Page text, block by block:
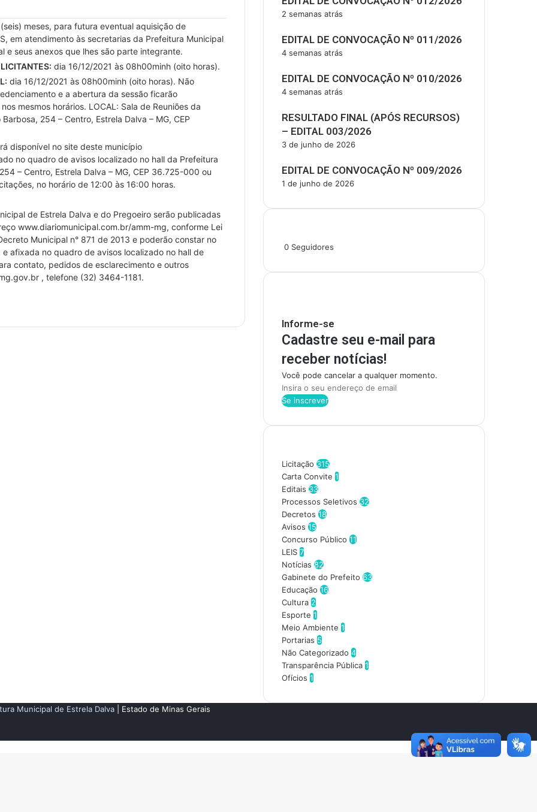
meses, para futura eventual aquisição de
em atendimento às secretarias da Prefeitura Municipal
e seus anexos que lhes são parte integrante.
dia 16/12/2021 às 08h00minh (oito horas).
dia 16/12/2021 às 08h00minh (oito horas). Não
e a abertura da sessão ficarão
mesmos horários. LOCAL: Sala de Reuniões da
254 – Centro, Estrela Dalva – MG, CEP
disponível no site deste município
no quadro de avisos localizado no hall da Prefeitura
– Centro, Estrela Dalva – MG, CEP 36.725-000 ou
no horário de 12:00 às 16:00 horas.
de Estrela Dalva e do Pregoeiro serão publicadas
www.diariomunicipal.com.br/amm-mg, conforme Lei
Municipal n° 871 de 2013 e poderão constar no
afixada no quadro de avisos localizado no hall de
contato, pedidos de esclarecimento e outros
, telefone (32) 3464-1181.
2 semanas atrás
EDITAL DE CONVOCAÇÃO Nº 011/2026
4 semanas atrás
EDITAL DE CONVOCAÇÃO Nº 010/2026
4 semanas atrás
RESULTADO FINAL (APÓS RECURSOS)
– EDITAL 003/2026
3 de junho de 2026
EDITAL DE CONVOCAÇÃO Nº 009/2026
1 de junho de 2026
0 Seguidores
Informe-se
Cadastre seu e-mail para
receber notícias!
Você pode cancelar a qualquer momento.
I
n
i
o
s
e
u
e
n
d
e
r
e
ç
o
d
e
e
m
a
i
Licitação 315
Carta Convite 1
Editais 33
Processos Seletivos 32
Decretos 18
Avisos 15
Concurso Público 11
LEIS 7
Notícias 82
Gabinete do Prefeito 63
Educação 16
Cultura 2
Esporte 1
Meio Ambiente 1
Portarias 5
Não Categorizado 4
Transparência Pública 1
Ofícios 1
Municipal de Estrela Dalva | Estado de Minas Gerais